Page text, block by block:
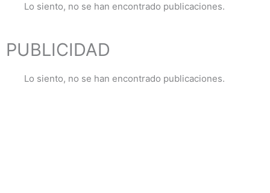
Lo siento, no se han encontrado publicaciones.
PUBLICIDAD
Lo siento, no se han encontrado publicaciones.